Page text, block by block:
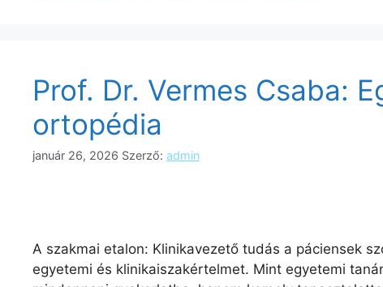
Prof. Dr. Vermes Csaba:
ortopédia
január 26, 2026 Szerző: admin
A szakmai etalon: Klinikavezető tudás a páciensek
egyetemi és klinikaiszakértelmet. Mint egyetemi